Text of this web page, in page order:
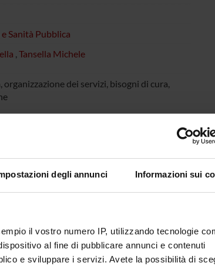
degli annunci Informazioni sui
il vostro numero IP, utilizzando tecnologie
al fine di pubblicare annunci e contenuti
e sviluppare i servizi. Avete la possibilità di
Sanità Pubblica
, Tansella Michele
organizzazione dei servizi, bisogni di cura,
assegnato e gestito dal Dipartimento
Michele Tansella